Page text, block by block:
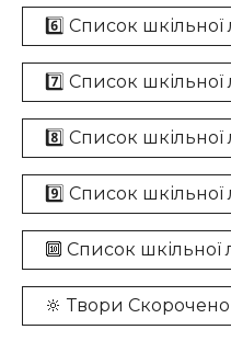
6️⃣ Список шкільної
7️⃣ Список шкільної
8️⃣ Список шкільної
9️⃣ Список шкільної
🔟 Список шкільної
🔆 Твори Скорочено